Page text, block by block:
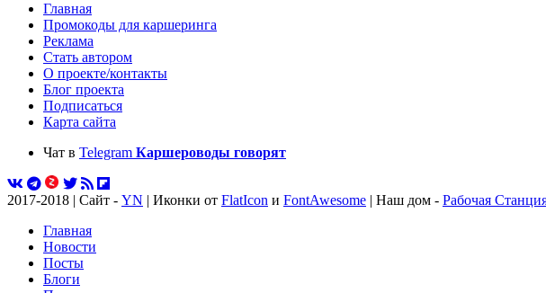
Главная
Промокоды для каршеринга
Реклама
Стать автором
О проекте/контакты
Блог проекта
Подписаться
Карта сайта
Чат в Telegram Каршероводы говорят
2017-2018 | Сайт - YN | Иконки от FlatIcon и FontAwesome | Наш дом - Рабочая
Главная
Новости
Посты
Блоги